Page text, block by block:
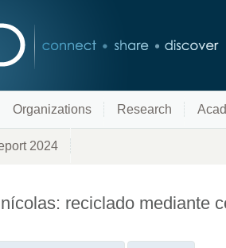
Organizations Research
2024
reciclado mediante